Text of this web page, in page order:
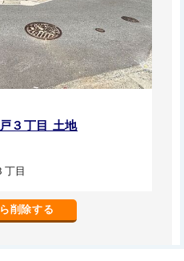
３丁目 土地
丁目
削除する